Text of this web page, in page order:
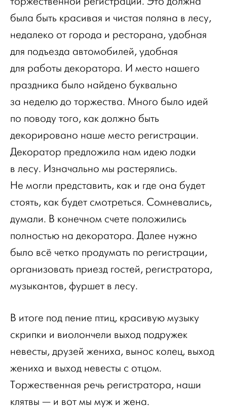
была быть красивая и чистая поляна в лесу,
недалеко от города и ресторана, удобная
для подъезда автомобилей, удобная
для работы декоратора. И место нашего
праздника было найдено буквально
за неделю до торжества. Много было идей
по поводу того, как должно быть
декорировано наше место регистрации.
Декоратор предложила нам идею лодки
в лесу. Изначально мы растерялись.
Не могли представить, как и где она будет
стоять, как будет смотреться. Сомневались,
думали. В конечном счете положились
полностью на декоратора. Далее нужно
было всё четко продумать по регистрации,
организовать приезд гостей, регистратора,
музыкантов, фуршет в лесу.
В итоге под пение птиц, красивую музыку
скрипки и виолончели выход подружек
невесты, друзей жениха, вынос колец, выход
жениха и выход невесты с отцом.
Торжественная речь регистратора, наши
клятвы — и вот мы муж и жена.